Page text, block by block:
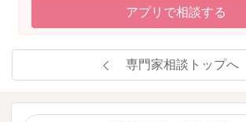
アプリで相談する
専門家相談トップへ